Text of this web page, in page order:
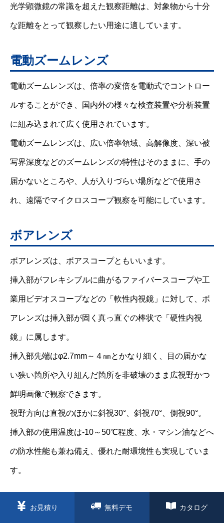
光学顕微鏡の常識を超えた観察距離は、対象物から十分
な距離をとって観察したい用途に適しています。
電動ズームレンズ
電動ズームレンズは、倍率の変倍を電動式でコントロー
ルすることができ、国内外の様々な検査装置や分析装置
に組み込まれて広く使用されています。
電動ズームレンズは、広い倍率領域、高解像度、深い被
写界深度などのズームレンズの特性はそのままに、手の
届かないところや、人が入りづらい場所などで使用さ
れ、遠隔でマイクロスコープ観察を可能にしています。
ボアレンズ
ボアレンズは、ボアスコープともいいます。
挿入部がフレキシブルに曲がるファイバースコープや工
業用ビデオスコープなどの「軟性内視鏡」に対して、ボ
アレンズは挿入部が固く真っ直ぐの棒状で「硬性内視
鏡」に属します。
挿入部先端はφ2.7mm～４㎜とかなり細く、目の届かな
い狭い箇所や入り組んだ箇所を非破壊のまま広視野かつ
鮮明画像で観察できます。
視野方向は直視のほかに斜視30°、斜視70°、側視90°。
挿入部の使用温度は-10～50℃程度、水・マシン油などへ
の防水性能も兼ね備え、優れた耐環境性も実現していま
す。
アクティブウェーブのデジタルマイクロスコープ専用レ
お見積り 無料デモ カタログ